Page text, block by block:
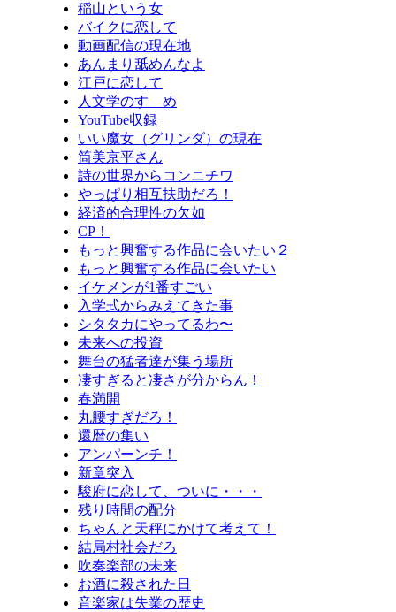
稲山という女
バイクに恋して
動画配信の現在地
あんまり舐めんなよ
江戸に恋して
人文学のすゝめ
YouTube収録
いい魔女（グリンダ）の現在
筒美京平さん
詩の世界からコンニチワ
やっぱり相互扶助だろ！
経済的合理性の欠如
CP！
もっと興奮する作品に会いたい２
もっと興奮する作品に会いたい
イケメンが1番すごい
入学式からみえてきた事
シタタカにやってるわ〜
未来への投資
舞台の猛者達が集う場所
凄すぎると凄さが分からん！
春満開
丸腰すぎだろ！
還暦の集い
アンパーンチ！
新章突入
駿府に恋して、ついに・・・
残り時間の配分
ちゃんと天秤にかけて考えて！
結局村社会だろ
吹奏楽部の未来
お酒に殺された日
音楽家は失業の歴史